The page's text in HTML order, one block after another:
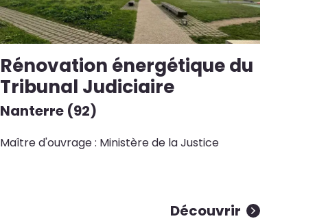
Rénovation énergétique du
Tribunal Judiciaire
Nanterre (92)
Maître d'ouvrage : Ministère de la Justice
Découvrir